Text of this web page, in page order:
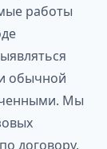
работы
обычной
Мы
договору.